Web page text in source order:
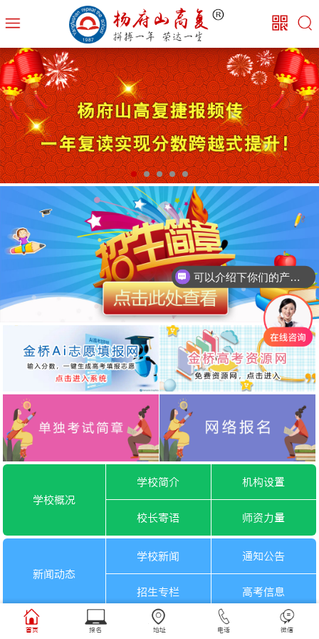
学校概况
学校简介 机构设置
校长寄语 师资力量
新闻动态
学校新闻 通知公告
招生专栏 高考信息
一月选考 六月选考
首页 报名 地址 电话 微信
可以介绍下你们的产品么？